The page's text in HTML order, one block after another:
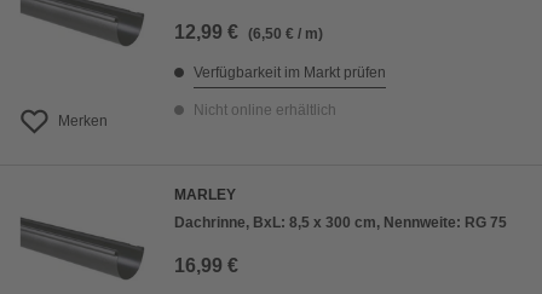
Merken
12,99 € (6,50 € / m)
Verfügbarkeit im Markt prüfen
Nicht online erhältlich
MARLEY
Dachrinne, BxL: 8,5 x 300 cm, Nennweite: RG 75
16,99 €